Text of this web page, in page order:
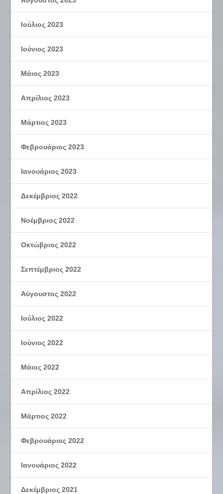
Ιούλιος 2023
Ιούνιος 2023
Μάιος 2023
Απρίλιος 2023
Μάρτιος 2023
Φεβρουάριος 2023
Ιανουάριος 2023
Δεκέμβριος 2022
Νοέμβριος 2022
Οκτώβριος 2022
Σεπτέμβριος 2022
Αύγουστος 2022
Ιούλιος 2022
Ιούνιος 2022
Μάιος 2022
Απρίλιος 2022
Μάρτιος 2022
Φεβρουάριος 2022
Ιανουάριος 2022
Δεκέμβριος 2021